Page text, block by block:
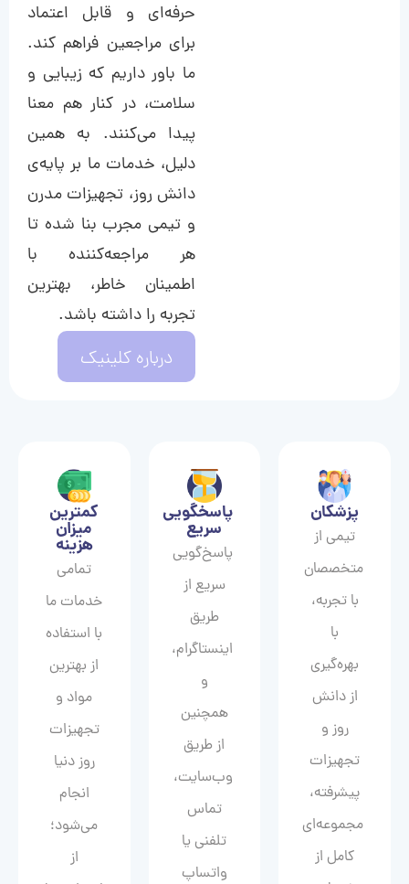
حرفه‌ای و قابل اعتماد
برای مراجعین فراهم کند.
ما باور داریم که زیبایی و
سلامت، در کنار هم معنا
پیدا می‌کنند. به همین
دلیل، خدمات ما بر پایه‌ی
دانش روز، تجهیزات مدرن
و تیمی مجرب بنا شده تا
هر مراجعه‌کننده با
اطمینان خاطر، بهترین
تجربه را داشته باشد.
درباره کلینیک
پزشکان
تیمی از
متخصصان
با تجربه،
با
بهره‌گیری
از دانش
روز و
تجهیزات
پیشرفته،
مجموعه‌ای
کامل از
پاسخگویی
سریع
پاسخ‌گویی
سریع از
طریق
اینستاگرام،
و
همچنین
از طریق
وب‌سایت،
تماس
تلفنی یا
واتساپ
کمترین
میزان
هزینه
تمامی
خدمات ما
با استفاده
از بهترین
مواد و
تجهیزات
روز دنیا
انجام
می‌شود؛
از